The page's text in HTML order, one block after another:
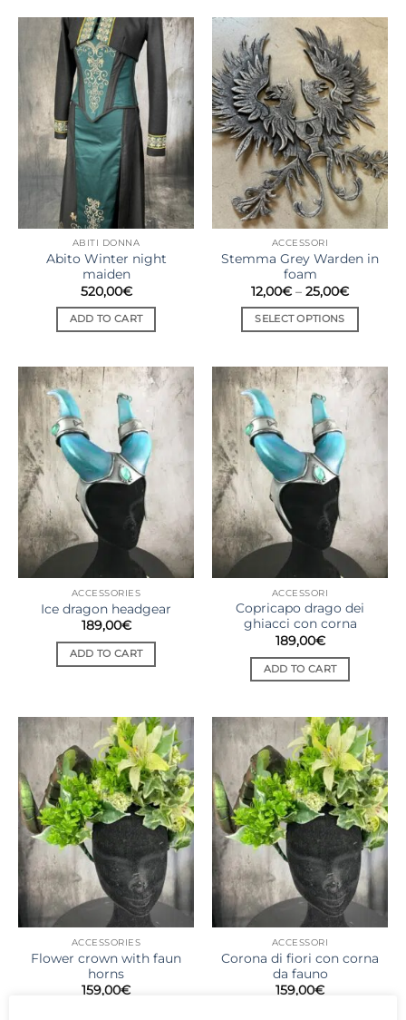
ABITI DONNA
Abito Winter night
maiden
520,00€
ADD TO CART
ACCESSORI
Stemma Grey Warden in
foam
12,00€ – 25,00€
SELECT OPTIONS
ACCESSORIES
Ice dragon headgear
189,00€
ADD TO CART
ACCESSORI
Copricapo drago dei
ghiacci con corna
189,00€
ADD TO CART
ACCESSORIES
Flower crown with faun
horns
159,00€
ACCESSORI
Corona di fiori con corna
da fauno
159,00€